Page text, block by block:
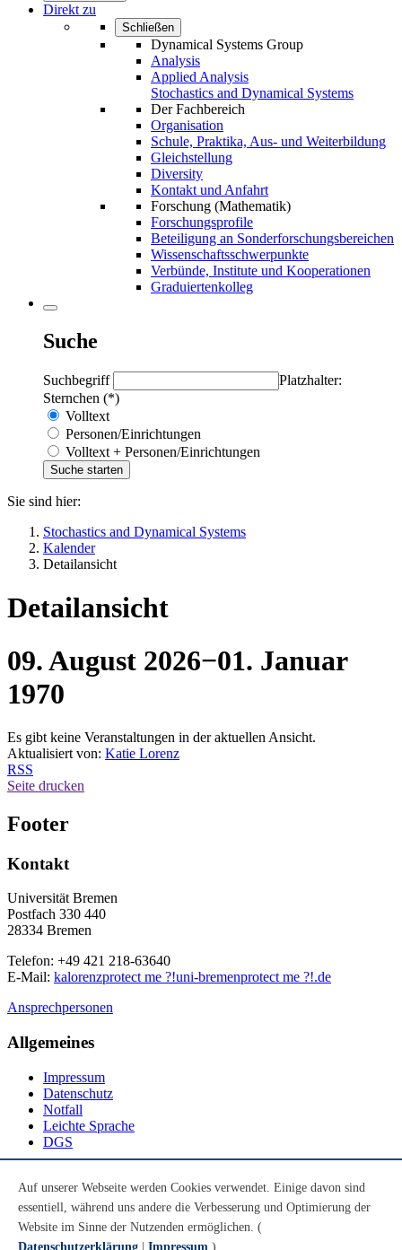
Direkt zu
Schließen
Dynamical Systems Group
Analysis
Applied Analysis
Stochastics and Dynamical Systems
Der Fachbereich
Organisation
Schule, Praktika, Aus- und Weiterbildung
Gleichstellung
Diversity
Kontakt und Anfahrt
Forschung (Mathematik)
Forschungsprofile
Beteiligung an Sonderforschungsbereichen
Wissenschaftsschwerpunkte
Verbünde, Institute und Kooperationen
Graduiertenkolleg
Suche
Suchbegriff
Platzhalter:
Sternchen (*)
Volltext
Personen/Einrichtungen
Volltext + Personen/Einrichtungen
Sie sind hier:
Stochastics and Dynamical Systems
Kalender
Detailansicht
Detailansicht
09. August 2026−01. Januar
1970
Es gibt keine Veranstaltungen in der aktuellen Ansicht.
Aktualisiert von: Katie Lorenz
RSS
Seite drucken
Footer
Kontakt
Universität Bremen
Postfach 330 440
28334 Bremen
Telefon: +49 421 218-63640
E-Mail: kalorenzprotect me ?!uni-bremenprotect me ?!.de
Ansprechpersonen
Allgemeines
Impressum
Datenschutz
Notfall
Leichte Sprache
DGS
Youtube
Instagram
LinkedIn
Auf unserer Webseite werden Cookies verwendet. Einige davon sind
essentiell, während uns andere die Verbesserung und Optimierung der
Website im Sinne der Nutzenden ermöglichen. (
Datenschutzerklärung
Impressum )